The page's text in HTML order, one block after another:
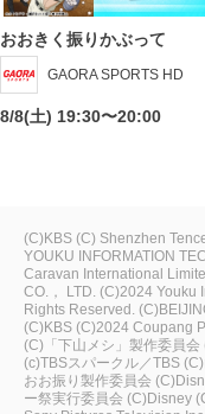
おおきく振りかぶって
GAORA SPORTS HD
8/8(土) 19:30〜20:00
(C)KBS (C) Shenzhen
YOUKU INFORMATION
Caravan International
CO.， LTD. (C)2024 Youku
Rights Reserved.
(C)KBS (C)2024 Coupang
(C)「下山メシ」製作委員会
(c)TBSスパークル／TBS
おお振り製作委員会
ー祭実行委員会 (C)Disney